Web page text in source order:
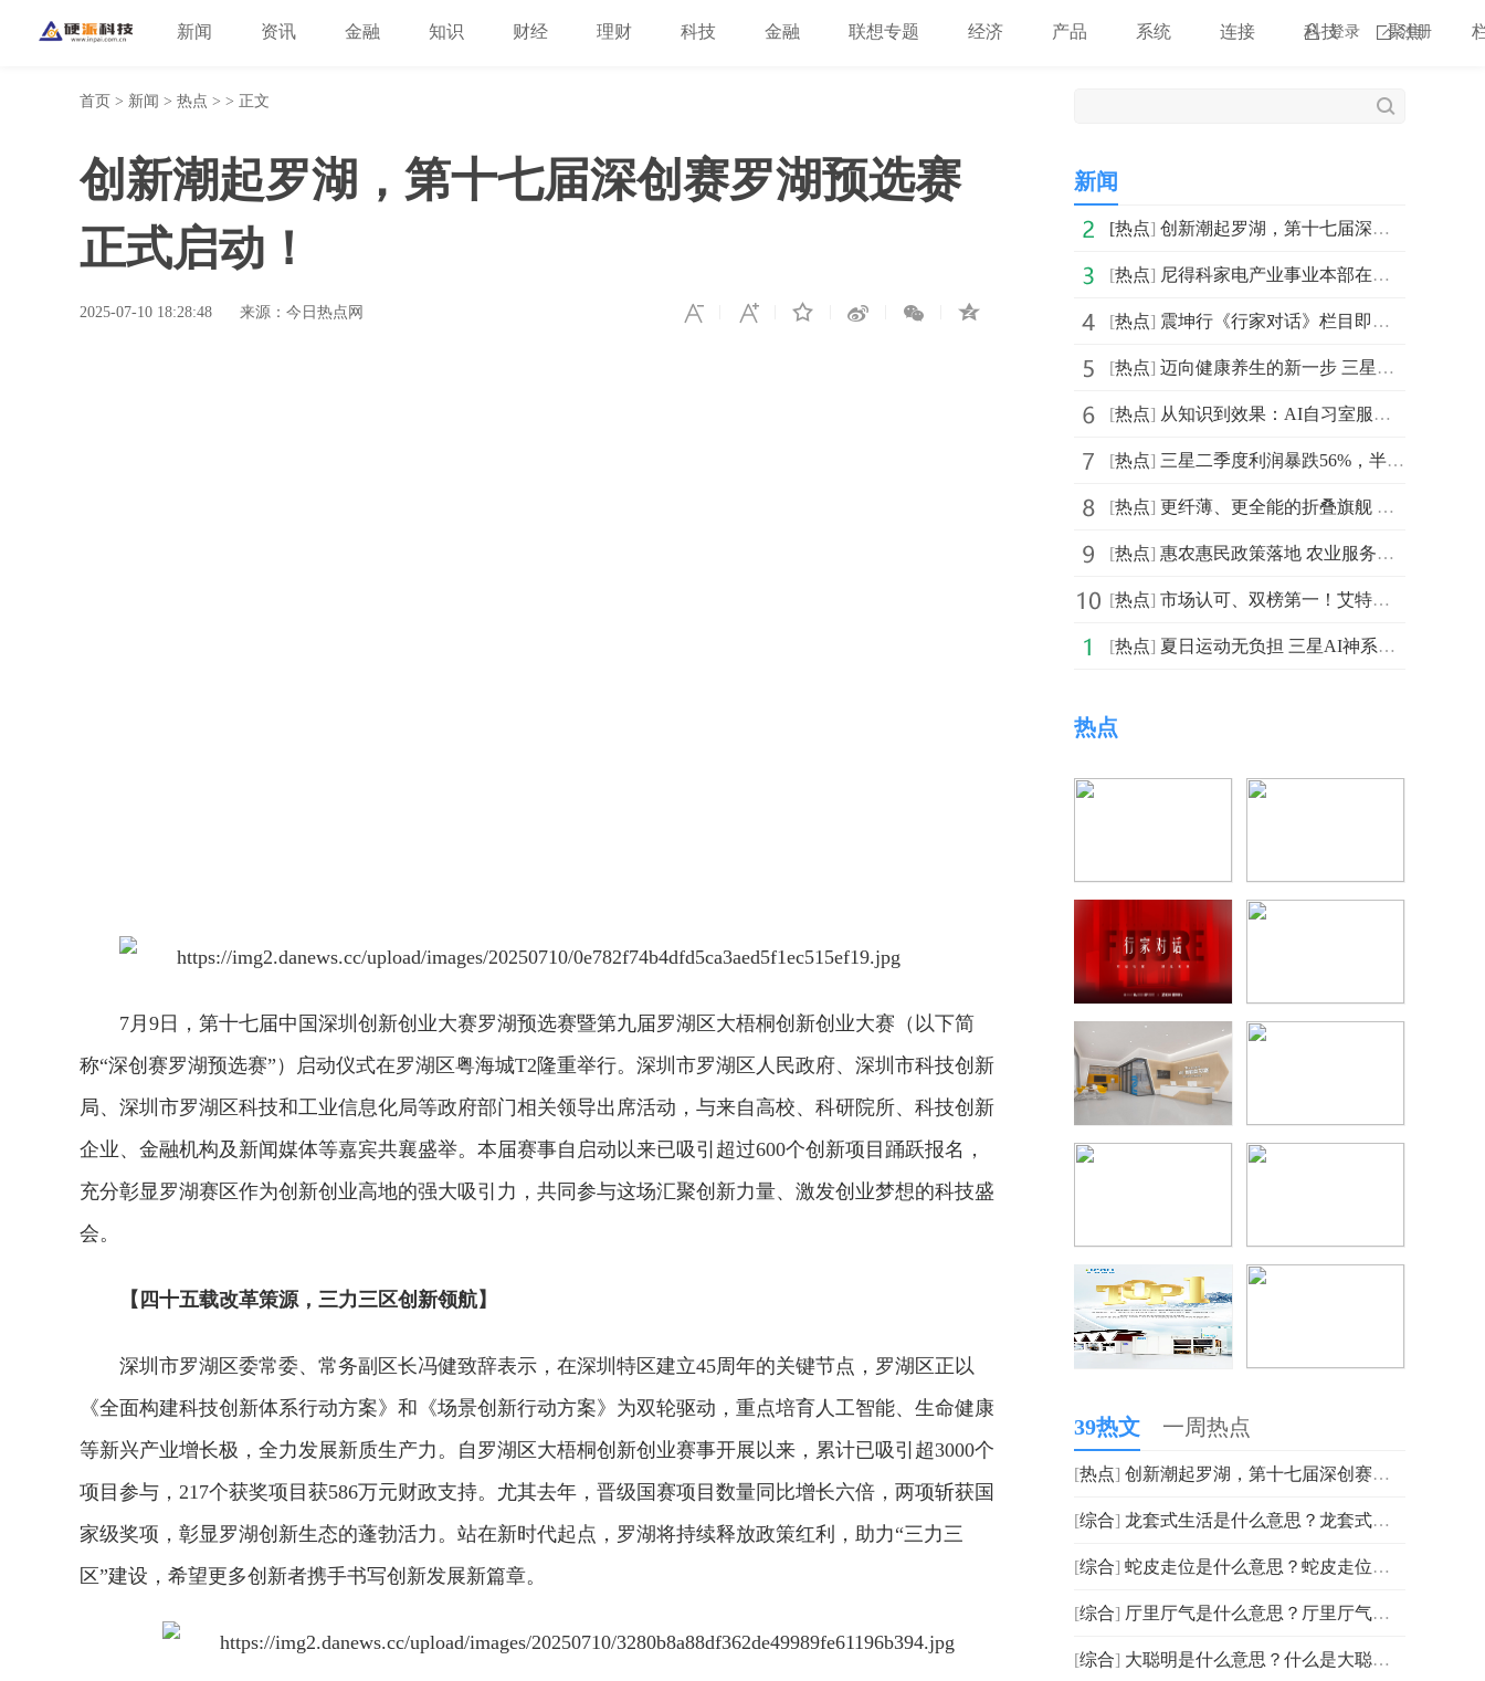
登录 注册
新闻 资讯 金融 知识 财经 理财 科技 金融 联想专题 经济 产品 系统 连接 科技 聚焦
首页 > 新闻 > 热点 > > 正文
创新潮起罗湖，第十七届深创赛罗湖预选赛
正式启动！
2025-07-10 18:28:48 来源：今日热点网
7月9日，第十七届中国深圳创新创业大赛罗湖预选赛暨第九届罗湖区大梧桐创新创业大赛（以下简
称“深创赛罗湖预选赛”）启动仪式在罗湖区粤海城T2隆重举行。深圳市罗湖区人民政府、深圳市科技创新
局、深圳市罗湖区科技和工业信息化局等政府部门相关领导出席活动，与来自高校、科研院所、科技创新
企业、金融机构及新闻媒体等嘉宾共襄盛举。本届赛事自启动以来已吸引超过600个创新项目踊跃报名，
充分彰显罗湖赛区作为创新创业高地的强大吸引力，共同参与这场汇聚创新力量、激发创业梦想的科技盛
会。
【四十五载改革策源，三力三区创新领航】
深圳市罗湖区委常委、常务副区长冯健致辞表示，在深圳特区建立45周年的关键节点，罗湖区正以
《全面构建科技创新体系行动方案》和《场景创新行动方案》为双轮驱动，重点培育人工智能、生命健康
等新兴产业增长极，全力发展新质生产力。自罗湖区大梧桐创新创业赛事开展以来，累计已吸引超3000个
项目参与，217个获奖项目获586万元财政支持。尤其去年，晋级国赛项目数量同比增长六倍，两项斩获国
家级奖项，彰显罗湖创新生态的蓬勃活力。站在新时代起点，罗湖将持续释放政策红利，助力“三力三
区”建设，希望更多创新者携手书写创新发展新篇章。
新闻
[热点] 创新潮起罗湖，第十七届深创赛罗湖预选赛正式启动！
[热点] 尼得科家电产业事业本部在青岛启用新产业园区
[热点] 震坤行《行家对话》栏目即将上线：首期聚焦MRO智能制造与
[热点] 迈向健康养生的新一步 三星Galaxy Watch8系列火热预约中！
[热点] 从知识到效果：AI自习室服务闭环与网课差异
[热点] 三星二季度利润暴跌56%，半导体产业轮动或进入“中国时间
[热点] 更纤薄、更全能的折叠旗舰 预约三星Galaxy Z系列新品享好礼
[热点] 惠农惠民政策落地 农业服务平台首轮分红启动在即
[热点] 市场认可、双榜第一！艾特网能算力底座最佳冷却方案市占
[热点] 夏日运动无负担 三星AI神系列洗护产品让穿搭活力无限
热点
39热文 一周热点
[热点] 创新潮起罗湖，第十七届深创赛罗湖预选赛正式启动！
[综合] 龙套式生活是什么意思？龙套式生活是什么梗？
[综合] 蛇皮走位是什么意思？蛇皮走位是什么梗？
[综合] 厅里厅气是什么意思？厅里厅气是什么梗？
[综合] 大聪明是什么意思？什么是大聪明？